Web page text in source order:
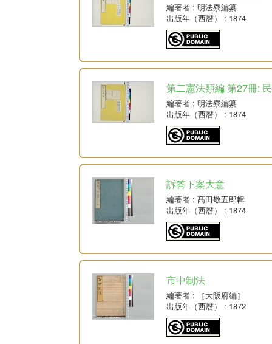
編著者 : 明法寮編纂
出版年（西暦）
: 1874
第二憲法類編 第27冊:
編著者 : 明法寮編纂
出版年（西暦）
: 1874
訴答下案大意
編著者 : 髙田敬五郎輯
出版年（西暦）
: 1874
市中制法
編著者 : ［大阪府編］
出版年（西暦）
: 1872